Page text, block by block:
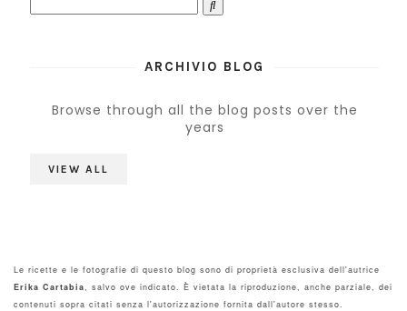
ARCHIVIO BLOG
Browse through all the blog posts over the
years
VIEW ALL
Le ricette e le fotografie di questo blog sono di proprietà esclusiva dell'autrice
Erika Cartabia, salvo ove indicato. È vietata la riproduzione, anche parziale, dei
contenuti sopra citati senza l'autorizzazione fornita dall'autore stesso.